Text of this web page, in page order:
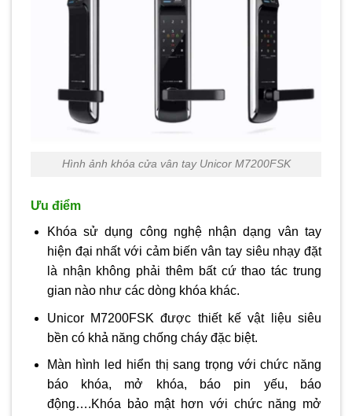
Hình ảnh khóa cửa vân tay Unicor M7200FSK
Ưu điểm
Khóa sử dụng công nghệ nhận dạng vân tay
hiện đại nhất với cảm biến vân tay siêu nhạy đặt
là nhận không phải thêm bất cứ thao tác trung
gian nào như các dòng khóa khác.
Unicor M7200FSK được thiết kế vật liệu siêu
bền có khả năng chống cháy đặc biệt.
Màn hình led hiển thị sang trọng với chức năng
báo khóa, mở khóa, báo pin yếu, báo
động….Khóa bảo mật hơn với chức năng mở